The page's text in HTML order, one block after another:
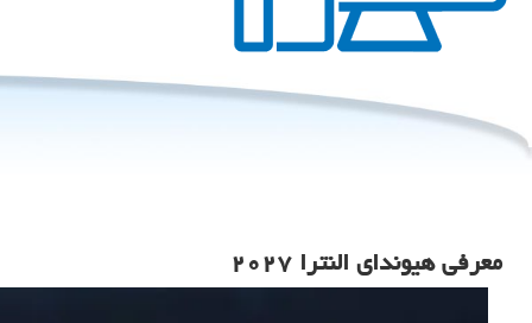
معرفی هیوندای النترا ۲۰۲۷